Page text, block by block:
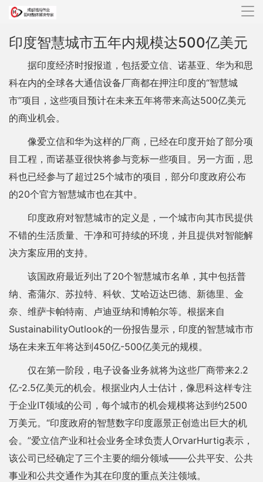
导
印度智慧城市五年内规模达500亿美元
据印度经济时报报道，包括爱立信、诺基亚、华为和思
科在内的全球各大通信设备厂商都在押注印度的“智慧城
市”项目，这些项目预计在未来五年将带来高达500亿美元
的商业机会。
像爱立信和华为这样的厂商，已经在印度开始了部分项
目工程，而诺基亚很快将参与竞标一些项目。另一方面，思
科也已经参与了超过25个城市的项目，部分印度政府公布
的20个官方智慧城市也在其中。
印度政府对智慧城市的定义是，一个城市向其市民提供
不错的生活质量、干净和可持续的环境，并且提供对智能解
决方案应用的支持。
该国政府最近列出了20个智慧城市名单，其中包括普
纳、斋蒲尔、苏拉特、科钦、艾哈迈达巴德、新德里、金
奈、维萨卡帕特南、卢迪亚纳和博帕尔等。根据来自
SustainabilityOutlook的一份报告显示，印度的智慧城市市
场在未来五年将达到450亿-500亿美元的规模。
仅在第一阶段，电子设备业务就将为这些厂商带来2.2
亿-2.5亿美元的机会。根据业内人士估计，像思科这样专注
于企业IT领域的公司，每个城市的机会规模将达到约2500
万美元。“印度政府的智慧数字印度愿景正创造出巨大的机
会。”爱立信产业和社会业务全球负责人OrvarHurtig表示，
该公司已经确定了三个主要的细分领域——公共平安、公共
事业和公共交通作为其在印度的重点关注领域。